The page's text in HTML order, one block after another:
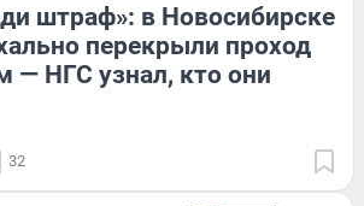
штраф»: в Новосибирске
перекрыли проход
— НГС узнал, кто они
32